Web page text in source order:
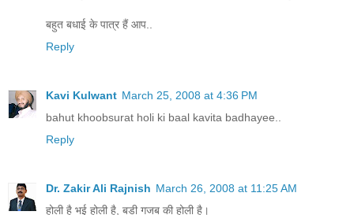
बहुत बधाई के पात्र हैं आप..
Reply
Kavi Kulwant March 25, 2008 at 4:36 PM
bahut khoobsurat holi ki baal kavita badhayee..
Reply
Dr. Zakir Ali Rajnish March 26, 2008 at 11:25 AM
होली है भई होली है, बडी गजब की होली है।